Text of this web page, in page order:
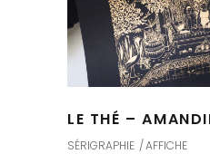
LE THÉ –
SÉRIGRAPHIE AFFICHE